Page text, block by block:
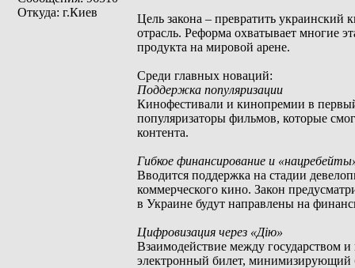
Откуда: г.Киев
Цель закона – превратить
отрасль. Реформа охватывает многие
продукта на мировой арене.
Среди главных новаций:
Поддержка популяризации
Кинофестивали и кинопремии в
популяризаторы фильмов, которые
контента.
Гибкое финансирование и
Вводится поддержка на стадии
коммерческого кино. Закон
в Украине будут направлены на
Цифровизация через «Дію»
Взаимодействие между государством
электронный билет,